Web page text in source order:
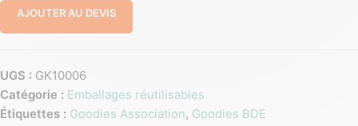
AJOUTER AU DEVIS
UGS : GK10006
Catégorie : Emballages réutilisables
Étiquettes : Goodies Association, Goodies BDE